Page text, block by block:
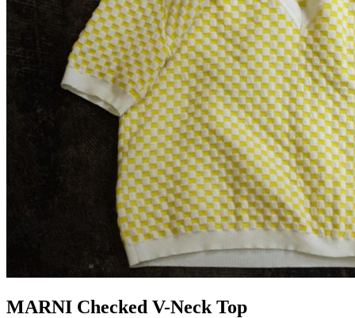
MARNI Checked V-Neck Top